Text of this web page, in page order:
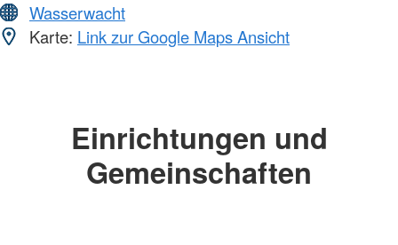
Wasserwacht
Karte: Link zur Google Maps Ansicht
Einrichtungen und
Gemeinschaften